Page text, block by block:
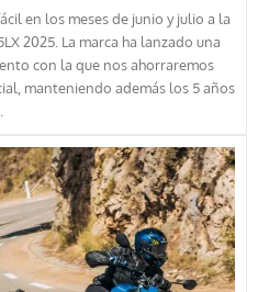
en los meses de junio y julio a la
2025. La marca ha lanzado una
con la que nos ahorraremos
manteniendo además los 5 años